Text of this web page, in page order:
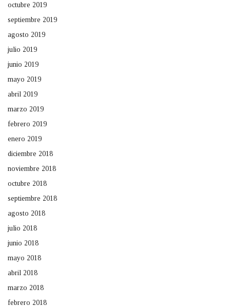
octubre 2019
septiembre 2019
agosto 2019
julio 2019
junio 2019
mayo 2019
abril 2019
marzo 2019
febrero 2019
enero 2019
diciembre 2018
noviembre 2018
octubre 2018
septiembre 2018
agosto 2018
julio 2018
junio 2018
mayo 2018
abril 2018
marzo 2018
febrero 2018